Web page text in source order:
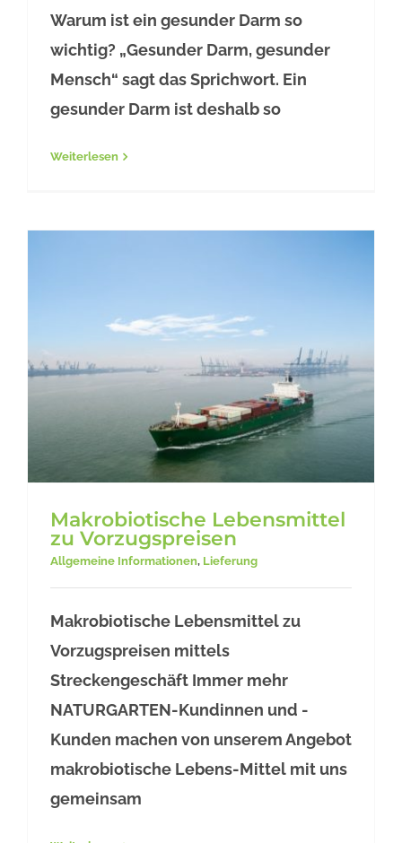
Darmgesundheit
Warum ist ein gesunder Darm so
wichtig? „Gesunder Darm, gesunder
Mensch“ sagt das Sprichwort. Ein
gesunder Darm ist deshalb so
Weiterlesen
Makrobiotische Lebensmittel
zu Vorzugspreisen
Makrobiotische Lebensmittel
zu Vorzugspreisen
Allgemeine Informationen, Lieferung
Makrobiotische Lebensmittel zu
Vorzugspreisen mittels
Streckengeschäft Immer mehr
NATURGARTEN-Kundinnen und -
Kunden machen von unserem Angebot
makrobiotische Lebens-Mittel mit uns
gemeinsam